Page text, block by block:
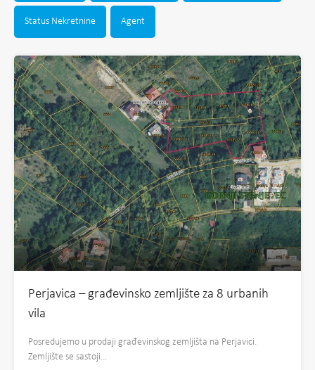
Status Nekretnine Agent
Perjavica – građevinsko zemljište za 8 urbanih
vila
Posredujemo u prodaji građevinskog zemljišta na Perjavici.
Zemljište se sastoji…